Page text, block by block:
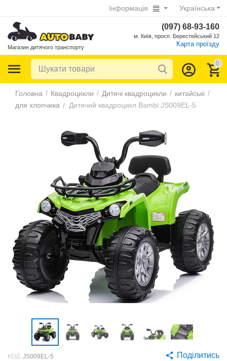
Українська
Інформація
Магазин дитячого транспорту
(097) 68-93-160
м. Київ, просп. Берестейський 12
Карта проїзду
0
Головна / Квадроцикли / Дитячі квадроцикли / китайські /
для хлопчика / Дитячий квадроцикл Bambi JS009EL-5
КОД: JS009EL-5 Поділитись